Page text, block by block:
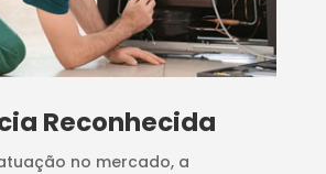
Reconhecida
no mercado, a